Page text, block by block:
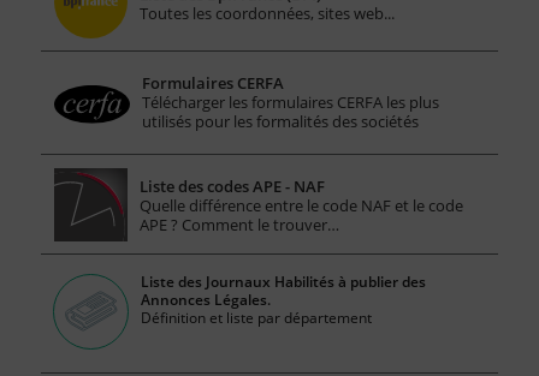
Toutes les coordonnées, sites web...
Formulaires CERFA
Télécharger les formulaires CERFA les plus
utilisés pour les formalités des sociétés
Liste des codes APE - NAF
Quelle différence entre le code NAF et le code
APE ? Comment le trouver…
Liste des Journaux Habilités à publier des
Annonces Légales.
Définition et liste par département